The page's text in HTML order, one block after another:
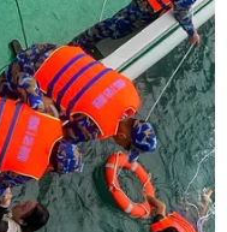
tiến trên bảng
ở loạt trận FIFA
tiến lên một bậc